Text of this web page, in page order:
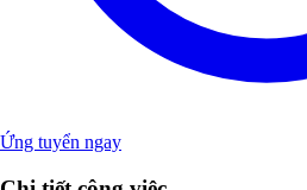
Ứng tuyển ngay